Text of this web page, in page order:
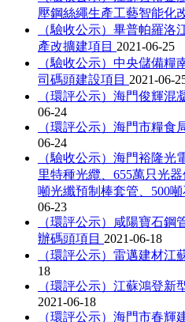
壓鋼絲繩生產工藝智能化
（驗收公示）畢普帕羅洛
產改擴建項目 2021-06-25
（驗收公示）中央儲備
司碼頭建設項目 2021-06-
（環評公示）海門俊輝混
06-24
（環評公示）海門市糧食
06-24
（驗收公示）海門裕隆光
里特種光纜、655萬只光
噸光纖預制棒套管、500
06-23
（環評公示）咸陽寶石
辦碼頭項目 2021-06-18
（環評公示）雷邁建材江
18
（環評公示）江蘇鴻登新
2021-06-18
（環評公示）海門市春輝